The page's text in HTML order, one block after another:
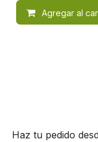
Agregar al
Haz tu pedido